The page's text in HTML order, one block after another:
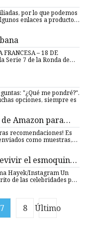
por lo que podemos
enlaces a productos
– 18 DE
Serie 7 de la Ronda de
"¿Qué me pondré?".
opciones, siempre es
Amazon para
recomendaciones! Es
como muestras,
el esmoquin
de mezclilla
de las celebridades por
7 8 Último